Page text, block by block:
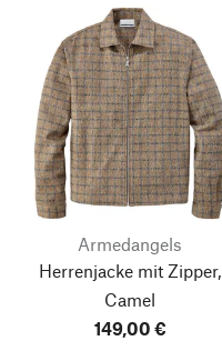
Armedangels
Herrenjacke mit Zipper,
Camel
149,00 €